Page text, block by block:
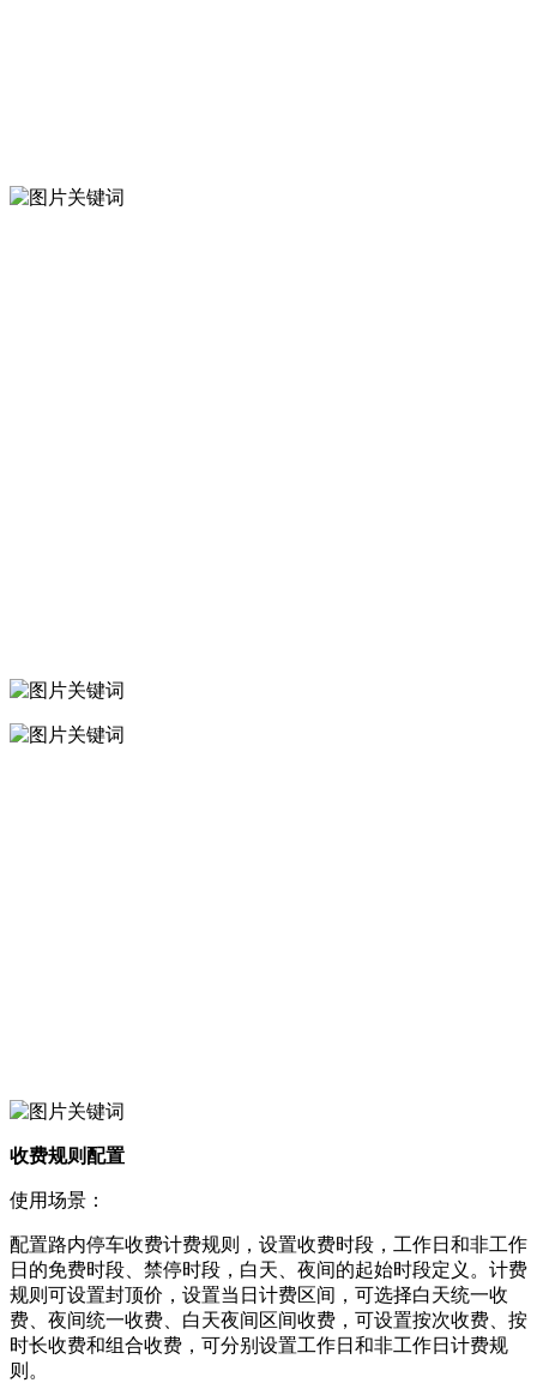
收费规则配置
使用场景：
配置路内停车收费计费规则，设置收费时段，工作日和非工作
日的免费时段、禁停时段，白天、夜间的起始时段定义。计费
规则可设置封顶价，设置当日计费区间，可选择白天统一收
费、夜间统一收费、白天夜间区间收费，可设置按次收费、按
时长收费和组合收费，可分别设置工作日和非工作日计费规
则。